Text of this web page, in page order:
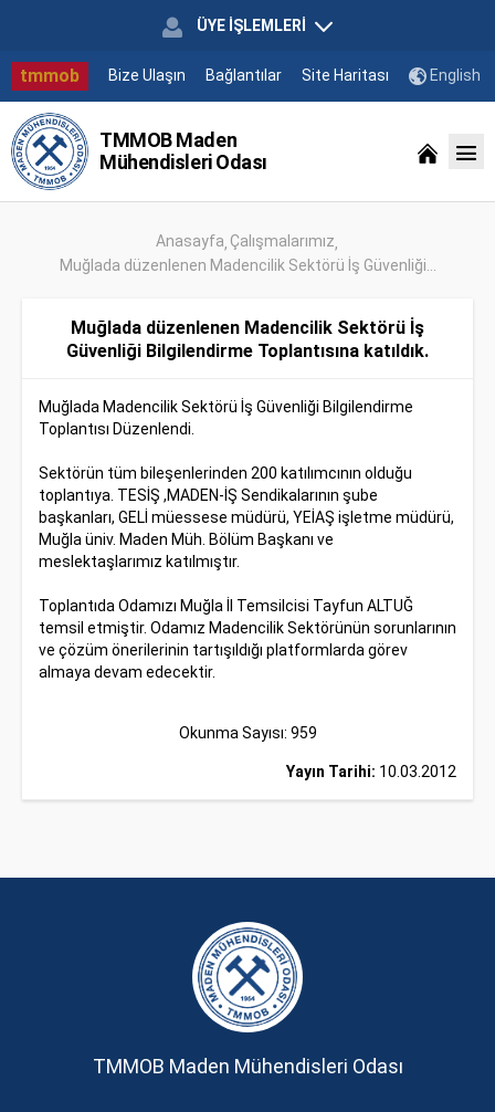
ÜYE İŞLEMLERİ
tmmob Bize Ulaşın Bağlantılar Site Haritası English
TMMOB Maden
Mühendisleri Odası
Anasayfa Çalışmalarımız
Muğlada düzenlenen Madencilik Sektörü İş Güvenliği...
Muğlada düzenlenen Madencilik Sektörü İş
Güvenliği Bilgilendirme Toplantısına katıldık.
Muğlada Madencilik Sektörü İş Güvenliği Bilgilendirme
Toplantısı Düzenlendi.
Sektörün tüm bileşenlerinden 200 katılımcının olduğu
toplantıya. TESİŞ ,MADEN-İŞ Sendikalarının şube
başkanları, GELİ müessese müdürü, YEİAŞ işletme müdürü,
Muğla üniv. Maden Müh. Bölüm Başkanı ve
meslektaşlarımız katılmıştır.
Toplantıda Odamızı Muğla İl Temsilcisi Tayfun ALTUĞ
temsil etmiştir. Odamız Madencilik Sektörünün sorunlarının
ve çözüm önerilerinin tartışıldığı platformlarda görev
almaya devam edecektir.
Okunma Sayısı: 959
Yayın Tarihi: 10.03.2012
TMMOB Maden Mühendisleri Odası